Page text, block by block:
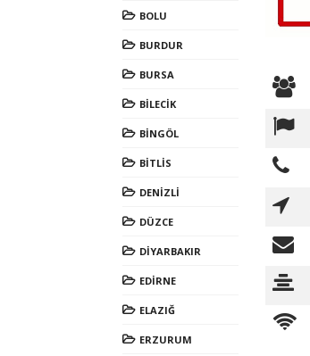
BOLU
BURDUR
BURSA
BİLECİK
BİNGÖL
BİTLİS
DENİZLİ
DÜZCE
DİYARBAKIR
EDİRNE
ELAZIĞ
ERZURUM